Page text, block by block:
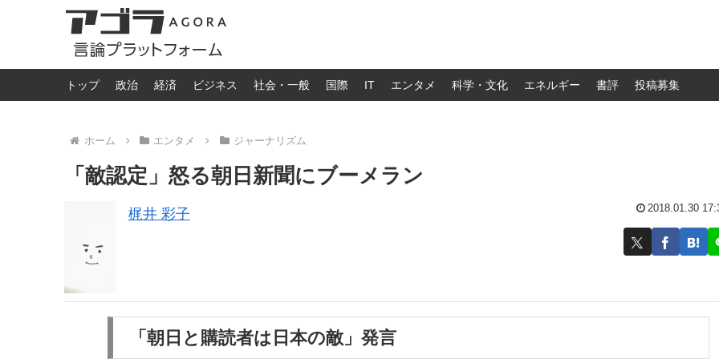
トップ 政治 経済 ビジネス 社会・一般 国際 IT エンタメ 科学・文化 エネルギー 書評 投稿募集
ホーム エンタメ ジャーナリズム
「敵認定」怒る朝日新聞にブーメラン
梶井 彩子 2018.01.30
「朝日と購読者は日本の敵」発言